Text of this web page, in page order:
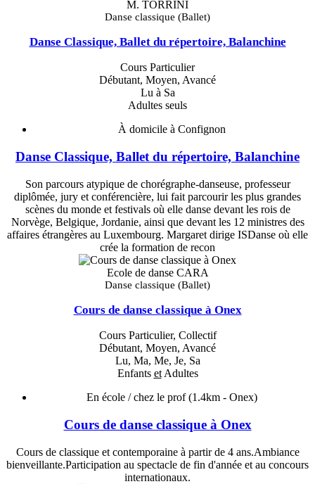
M. TORRINI
Danse classique (Ballet)
Danse Classique, Ballet du répertoire, Balanchine
Cours Particulier
Débutant, Moyen, Avancé
Lu à Sa
Adultes seuls
À domicile à Confignon
Danse Classique, Ballet du répertoire, Balanchine
Son parcours atypique de chorégraphe-danseuse, professeur
diplômée, jury et conférencière, lui fait parcourir les plus grandes
scènes du monde et festivals où elle danse devant les rois de
Norvège, Belgique, Jordanie, ainsi que devant les 12 ministres des
affaires étrangères au Luxembourg. Margaret dirige ISDanse où elle
crée la formation de recon
Ecole de danse CARA
Danse classique (Ballet)
Cours de danse classique à Onex
Cours Particulier, Collectif
Débutant, Moyen, Avancé
Lu, Ma, Me, Je, Sa
Enfants etAdultes
En école / chez le prof(1.4km - Onex)
Cours de danse classique à Onex
Cours de classique et contemporaine à partir de 4 ans.Ambiance
bienveillante.Participation au spectacle de fin d'année et au concours
internationaux.